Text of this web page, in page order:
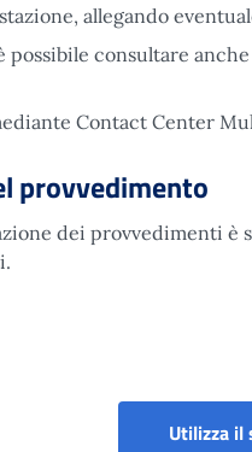
allegando
consultare anche
Contact Center
provvedimento
dei provvedimenti è
del provvedimento
Utilizza il